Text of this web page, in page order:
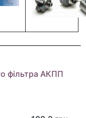
фільтра АКПП